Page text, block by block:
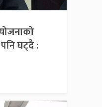
पनि घट्दै :